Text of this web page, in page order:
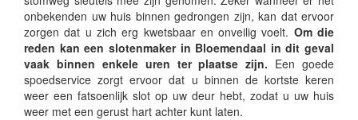
onbekenden uw huis binnen gedrongen zijn, kan dat ervoor
zorgen dat u zich erg kwetsbaar en onveilig voelt. Om die
reden kan een slotenmaker in Bloemendaal in dit geval
vaak binnen enkele uren ter plaatse zijn. Een goede
spoedservice zorgt ervoor dat u binnen de kortste keren
weer een fatsoenlijk slot op uw deur hebt, zodat u uw huis
weer met een gerust hart achter kunt laten.